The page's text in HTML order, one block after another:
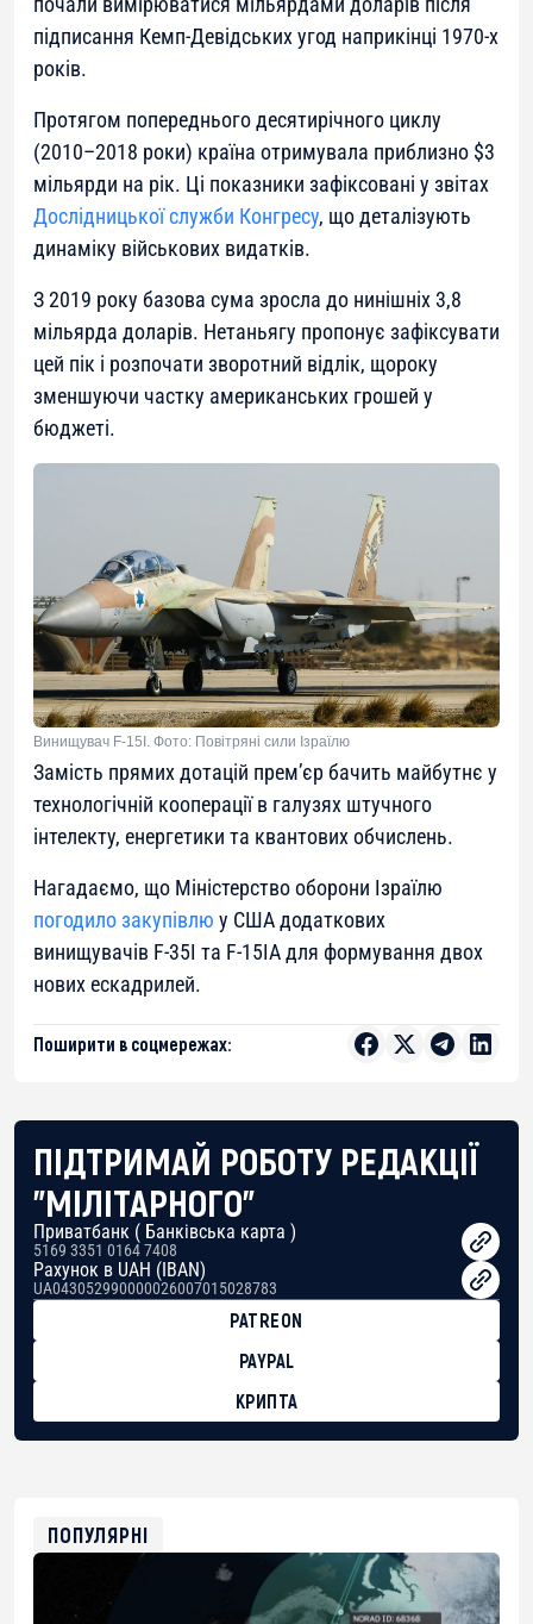
підписання Кемп-Девідських угод наприкінці 1970-х
років.
Протягом попереднього десятирічного циклу
(2010–2018 роки) країна отримувала приблизно $3
мільярди на рік. Ці показники зафіксовані у звітах
Дослідницької служби Конгресу, що деталізують
динаміку військових видатків.
З 2019 року базова сума зросла до нинішніх 3,8
мільярда доларів. Нетаньягу пропонує зафіксувати
цей пік і розпочати зворотний відлік, щороку
зменшуючи частку американських грошей у
бюджеті.
Винищувач F-15I. Фото: Повітряні сили Ізраїлю
Замість прямих дотацій прем’єр бачить майбутнє у
технологічній кооперації в галузях штучного
інтелекту, енергетики та квантових обчислень.
Нагадаємо, що Міністерство оборони Ізраїлю
погодило закупівлю у США додаткових
винищувачів F-35I та F-15IA для формування двох
нових ескадрилей.
Поширити в соцмережах:
ПІДТРИМАЙ РОБОТУ РЕДАКЦІЇ
"МІЛІТАРНОГО"
Приватбанк ( Банківська карта )
5169 3351 0164 7408
Рахунок в UAH (IBAN)
UA043052990000026007015028783
PATREON
PAYPAL
КРИПТА
0xfD02863D3289416fcF50975c9DFda13623f97758
ПОПУЛЯРНІ